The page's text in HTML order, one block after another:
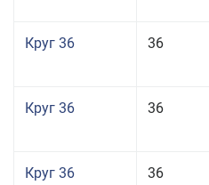
Круг 36 36
Круг 36 36
Круг 36 36